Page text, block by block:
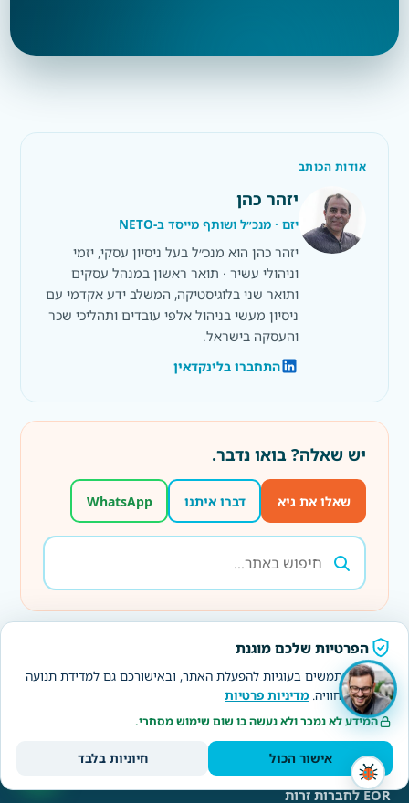
אודות הכותב
יזהר כהן
יזם · מנכ״ל ושותף מייסד ב-NETO
יזהר כהן הוא מנכ״ל בעל ניסיון עסקי, יזמי
וניהולי עשיר · תואר ראשון במנהל עסקים
ותואר שני בלוגיסטיקה, המשלב ידע אקדמי עם
ניסיון מעשי בניהול אלפי עובדים ותהליכי שכר
והעסקה בישראל.
התחברו בלינקדאין
יש שאלה? בואו נדבר.
שאלו את גיא דברו איתנו WhatsApp
תגיות
NETO העסקה ותשלום בישראל דיני עבודה
מעסיקים ו-EOR
EOR לחברות זרות
הפרטיות שלכם מוגנת
אנחנו משתמשים בעוגיות להפעלת האתר, ובאישורכם גם למדידת תנועה
ולשיפור החוויה. מדיניות פרטיות
המידע לא נמכר ולא נעשה בו שום שימוש מסחרי.
אישור הכול חיוניות בלבד